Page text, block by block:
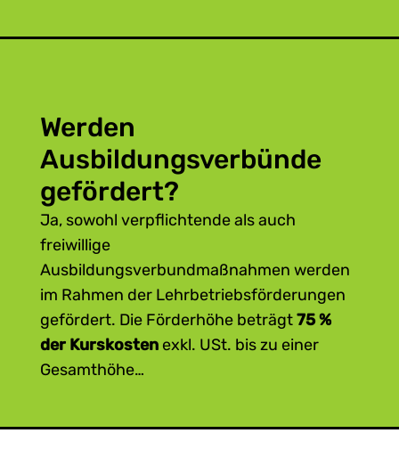
Werden
Ausbildungsverbünde
gefördert?
Ja, sowohl verpflichtende als auch
freiwillige
Ausbildungsverbundmaßnahmen werden
im Rahmen der Lehrbetriebsförderungen
gefördert. Die Förderhöhe beträgt75 %
der Kurskostenexkl. USt. bis zu einer
Gesamthöhe…